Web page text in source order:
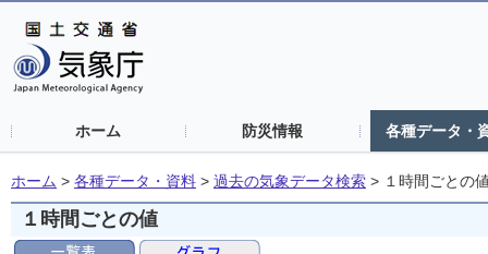
ホーム 防災情報 各種データ・
ホーム > 各種データ・資料 > 過去の気象データ検索 > １時間ごとの
１時間ごとの値